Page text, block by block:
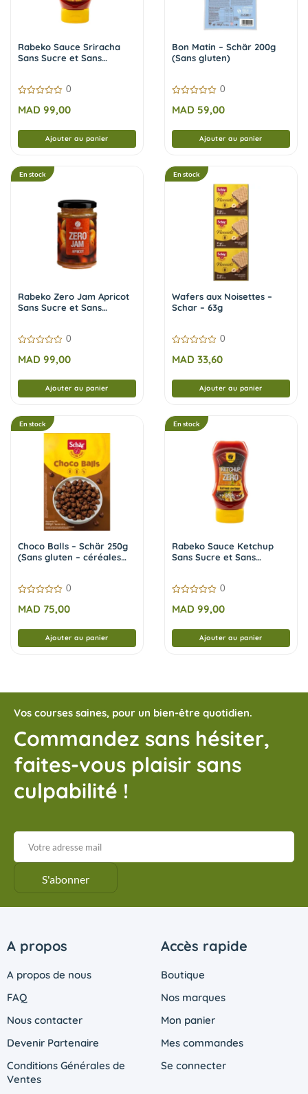
Rabeko Sauce Sriracha
Sans Sucre et Sans
sur
0
MAD 99,00
Ajouter au panier
Bon Matin – Schär 200g
(Sans gluten)
sur
0
MAD 59,00
Ajouter au panier
En stock
Rabeko Zero Jam Apricot
Sans Sucre et Sans
sur
0
MAD 99,00
Ajouter au panier
En stock
Wafers aux Noisettes –
Schar – 63g
sur
0
MAD 33,60
Ajouter au panier
En stock
Choco Balls – Schär 250g
(Sans gluten – céréales
sur
0
MAD 75,00
Ajouter au panier
En stock
Rabeko Sauce Ketchup
Sans Sucre et Sans
sur
0
MAD 99,00
Ajouter au panier
Vos courses saines, pour un bien-être quotidien.
Commandez sans hésiter,
faites-vous plaisir sans
culpabilité !
A propos
A propos de nous
FAQ
Nous contacter
Devenir Partenaire
Conditions Générales de
Ventes
Accès rapide
Boutique
Nos marques
Mon panier
Mes commandes
Se connecter